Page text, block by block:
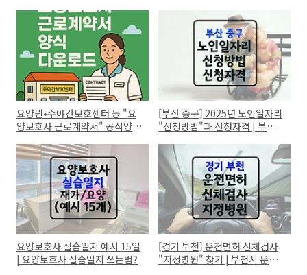
요양원•주야간보호센터 등 "요
양보호사 근로계약서" 공식양식
[부산 중구] 2025년 노인일자리
"신청방법"과 신청자격 | 부산
요양보호사 실습일지 예시 15일
| 요양보호사 실습일지 쓰는법?
[경기 부천] 운전면허 신체검사
"지정병원" 찾기 | 부천시 운전